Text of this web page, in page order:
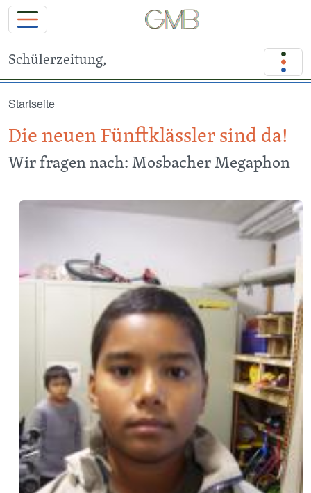
Schülerzeitung,
Startseite
Die neuen Fünftklässler sind da!
Wir fragen nach: Mosbacher Megaphon
Image